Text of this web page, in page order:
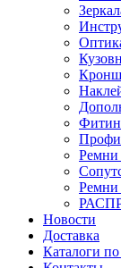
Ремни
Ремни
Новости
Доставка
Каталоги